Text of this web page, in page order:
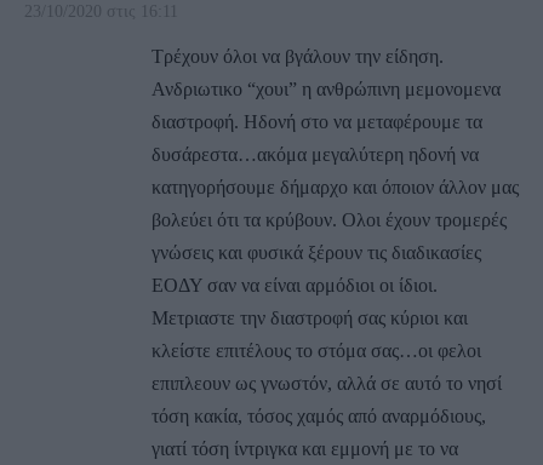
23/10/2020 στις 16:11
Τρέχουν όλοι να βγάλουν την είδηση.
Ανδριωτικο “χουι” η ανθρώπινη μεμονομενα
διαστροφή. Ηδονή στο να μεταφέρουμε τα
δυσάρεστα…ακόμα μεγαλύτερη ηδονή να
κατηγορήσουμε δήμαρχο και όποιον άλλον μας
βολεύει ότι τα κρύβουν. Ολοι έχουν τρομερές
γνώσεις και φυσικά ξέρουν τις διαδικασίες
ΕΟΔΥ σαν να είναι αρμόδιοι οι ίδιοι.
Μετριαστε την διαστροφή σας κύριοι και
κλείστε επιτέλους το στόμα σας…οι φελοι
επιπλεουν ως γνωστόν, αλλά σε αυτό το νησί
τόση κακία, τόσος χαμός από αναρμόδιους,
γιατί τόση ίντριγκα και εμμονή με το να